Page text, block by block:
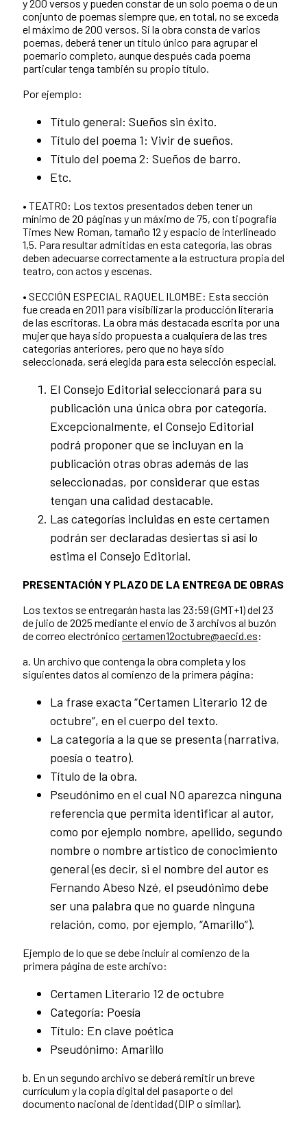
y 200 versos y pueden constar de un solo poema o de un
conjunto de poemas siempre que, en total, no se exceda
el máximo de 200 versos. Si la obra consta de varios
poemas, deberá tener un título único para agrupar el
poemario completo, aunque después cada poema
particular tenga también su propio título.
Por ejemplo:
Título general: Sueños sin éxito.
Título del poema 1: Vivir de sueños.
Título del poema 2: Sueños de barro.
Etc.
• TEATRO: Los textos presentados deben tener un
mínimo de 20 páginas y un máximo de 75, con tipografía
Times New Roman, tamaño 12 y espacio de interlineado
1,5. Para resultar admitidas en esta categoría, las obras
deben adecuarse correctamente a la estructura propia del
teatro, con actos y escenas.
• SECCIÓN ESPECIAL RAQUEL ILOMBE: Esta sección
fue creada en 2011 para visibilizar la producción literaria
de las escritoras. La obra más destacada escrita por una
mujer que haya sido propuesta a cualquiera de las tres
categorías anteriores, pero que no haya sido
seleccionada, será elegida para esta selección especial.
El Consejo Editorial seleccionará para su
publicación una única obra por categoría.
Excepcionalmente, el Consejo Editorial
podrá proponer que se incluyan en la
publicación otras obras además de las
seleccionadas, por considerar que estas
tengan una calidad destacable.
Las categorías incluidas en este certamen
podrán ser declaradas desiertas si así lo
estima el Consejo Editorial.
PRESENTACIÓN Y PLAZO DE LA ENTREGA DE OBRAS
Los textos se entregarán hasta las 23:59 (GMT+1) del 23
de julio de 2025 mediante el envío de 3 archivos al buzón
de correo electrónico certamen12octubre@aecid.es:
a. Un archivo que contenga la obra completa y los
siguientes datos al comienzo de la primera página:
La frase exacta “Certamen Literario 12 de
octubre”, en el cuerpo del texto.
La categoría a la que se presenta (narrativa,
poesía o teatro).
Título de la obra.
Pseudónimo en el cual NO aparezca ninguna
referencia que permita identificar al autor,
como por ejemplo nombre, apellido, segundo
nombre o nombre artístico de conocimiento
general (es decir, si el nombre del autor es
Fernando Abeso Nzé, el pseudónimo debe
ser una palabra que no guarde ninguna
relación, como, por ejemplo, “Amarillo”).
Ejemplo de lo que se debe incluir al comienzo de la
primera página de este archivo:
Certamen Literario 12 de octubre
Categoría: Poesía
Título: En clave poética
Pseudónimo: Amarillo
b. En un segundo archivo se deberá remitir un breve
currículum y la copia digital del pasaporte o del
documento nacional de identidad (DIP o similar).